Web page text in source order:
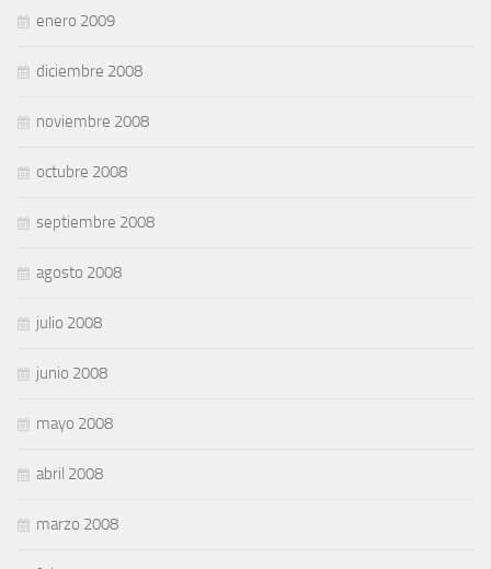
enero 2009
diciembre 2008
noviembre 2008
octubre 2008
septiembre 2008
agosto 2008
julio 2008
junio 2008
mayo 2008
abril 2008
marzo 2008